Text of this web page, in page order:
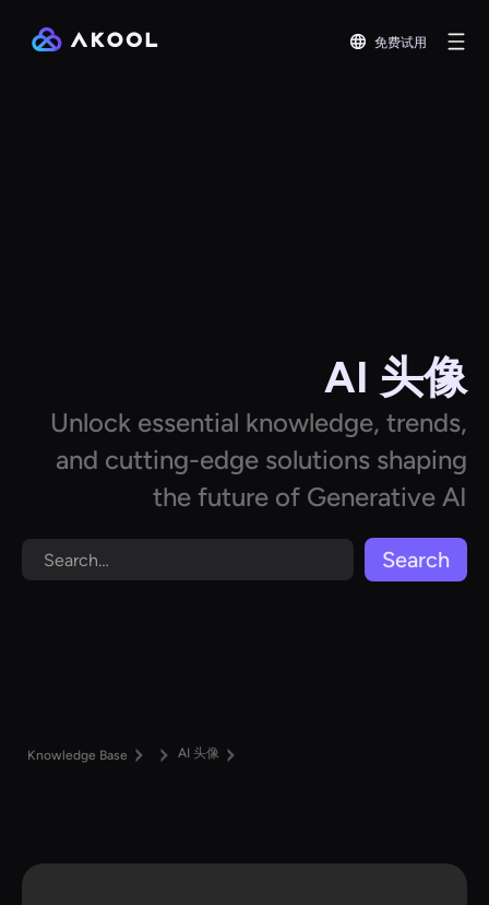
免费试用
AI 头像
Unlock essential knowledge, trends,
and cutting-edge solutions shaping
the future of Generative AI
Knowledge Base AI 头像